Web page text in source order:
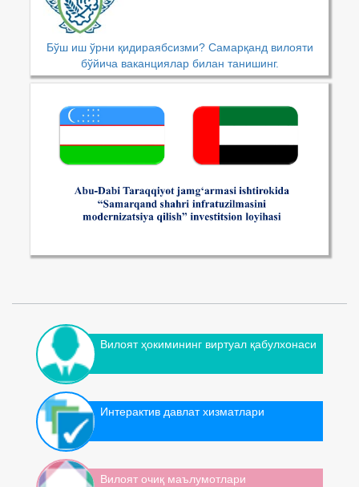
Бўш иш ўрни қидираябсизми? Самарқанд вилояти
бўйича ваканциялар билан танишинг.
Вилоят ҳокимининг виртуал қабулхонаси
Интерактив давлат хизматлари
Вилоят очиқ маълумотлари